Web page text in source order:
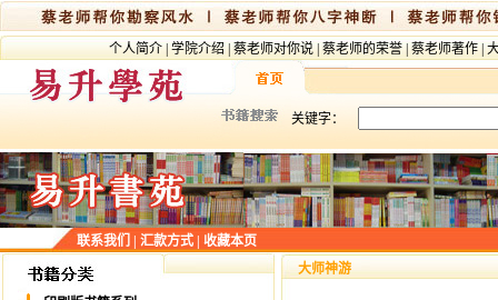
个人简介 学院介绍 蔡老师对你说 蔡老师的荣誉 蔡老师著作
关键字：
联系我们 汇款方式 收藏本页
大师神游